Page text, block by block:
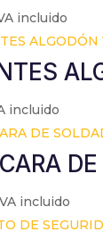
incluido
incluido
incluido